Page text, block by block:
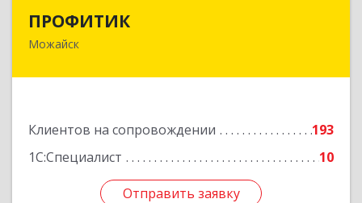
ПРОФИТИК
Можайск
Клиентов на сопровождении
193
1С:Специалист
10
Отправить заявку
143200, Московская обл, Можайский р-н,
Отправить заявку